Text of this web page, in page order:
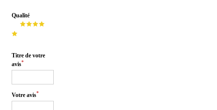
Qualité
Titre de votre
avis*
Votre avis*